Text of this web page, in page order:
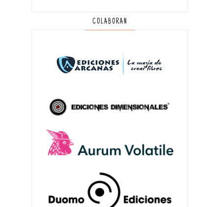
COLABORAN